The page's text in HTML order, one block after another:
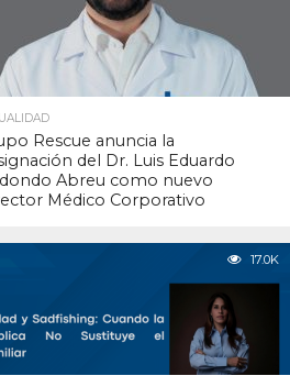
Rescue anuncia la
del Dr. Luis Eduardo
Abreu como nuevo
Médico Corporativo
17.0K